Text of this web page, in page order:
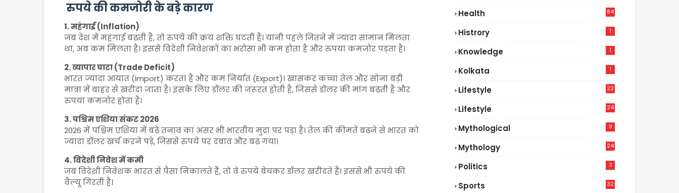
रुपये की कमजोरी के बड़े कारण
1. महंगाई (Inflation)
जब देश में महंगाई बढ़ती है, तो रुपये की क्रय शक्ति घटती है। यानी पहले जितने में ज्यादा सामान मिलता
था, अब कम मिलता है। इससे विदेशी निवेशकों का भरोसा भी कम होता है और रुपया कमजोर पड़ता है।
2. व्यापार घाटा (Trade Deficit)
भारत ज्यादा आयात (Import) करता है और कम निर्यात (Export)। खासकर कच्चा तेल और सोना बड़ी
मात्रा में बाहर से खरीदा जाता है। इसके लिए डॉलर की जरूरत होती है, जिससे डॉलर की मांग बढ़ती है और
रुपया कमजोर होता है।
3. पश्चिम एशिया संकट 2026
2026 में पश्चिम एशिया में बढ़े तनाव का असर भी भारतीय मुद्रा पर पड़ा है। तेल की कीमतें बढ़ने से भारत को
ज्यादा डॉलर खर्च करने पड़े, जिससे रुपये पर दबाव और बढ़ गया।
4. विदेशी निवेश में कमी
जब विदेशी निवेशक भारत से पैसा निकालते हैं, तो वे रुपये बेचकर डॉलर खरीदते हैं। इससे भी रुपये की
वैल्यू गिरती है।
Health
84
Histrory 1
Knowledge 1
Kolkata 1
Lifestyle
22
Lifestyle
24
Mythological 9
Mythology 24
Politics 3
Sports 32